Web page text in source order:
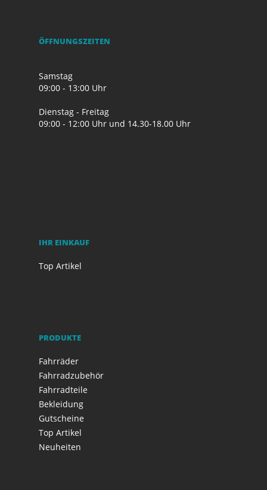
ÖFFNUNGSZEITEN
Samstag
09:00 - 13:00 Uhr
Dienstag - Freitag
09:00 - 12:00 Uhr und 14.30-18.00 Uhr
IHR EINKAUF
Top Artikel
PRODUKTE
Fahrräder
Fahrradzubehör
Fahrradteile
Bekleidung
Gutscheine
Top Artikel
Neuheiten